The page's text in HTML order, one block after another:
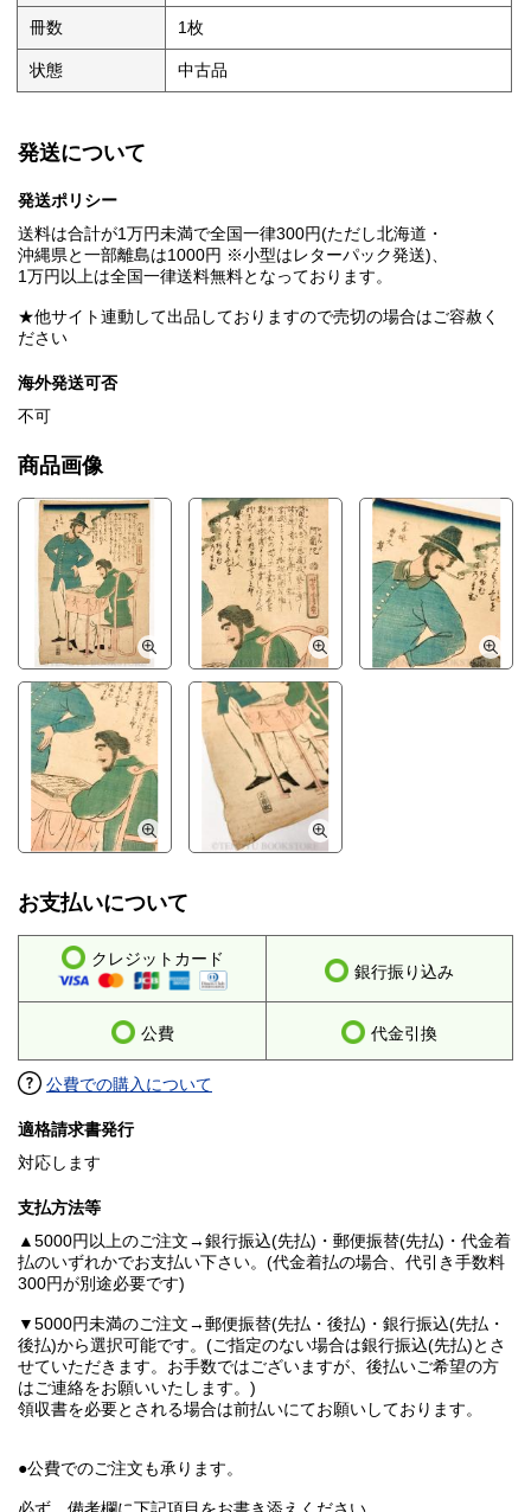
冊数 1枚
状態 中古品
発送について
発送ポリシー
送料は合計が1万円未満で全国一律300円(ただし北海道・
沖縄県と一部離島は1000円 ※小型はレターパック発送)、
1万円以上は全国一律送料無料となっております。
★他サイト連動して出品しておりますので売切の場合はご容赦く
ださい
海外発送可否
不可
商品画像
お支払いについて
クレジットカード
銀行振り込み
公費 代金引換
公費での購入について
適格請求書発行
対応します
支払方法等
▲5000円以上のご注文→銀行振込(先払)・郵便振替(先払)・代金着
払のいずれかでお支払い下さい。(代金着払の場合、代引き手数料
300円が別途必要です)
▼5000円未満のご注文→郵便振替(先払・後払)・銀行振込(先払・
後払)から選択可能です。(ご指定のない場合は銀行振込(先払)とさ
せていただきます。お手数ではございますが、後払いご希望の方
はご連絡をお願いいたします。)
領収書を必要とされる場合は前払いにてお願いしております。
●公費でのご注文も承ります。
必ず、備考欄に下記項目をお書き添えください。